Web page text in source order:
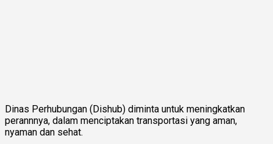
Dinas Perhubungan (Dishub) diminta untuk meningkatkan
perannnya, dalam menciptakan transportasi yang aman,
nyaman dan sehat.